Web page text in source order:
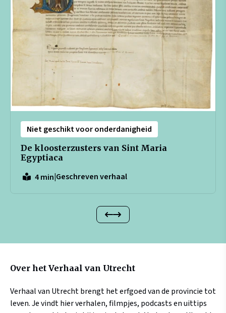
Niet geschikt voor onderdanigheid
De kloosterzusters van Sint Maria
Egyptiaca
4 min|Geschreven verhaal
Over het Verhaal van Utrecht
Verhaal van Utrecht brengt het erfgoed van de provincie tot
leven. Je vindt hier verhalen, filmpjes, podcasts en uittips